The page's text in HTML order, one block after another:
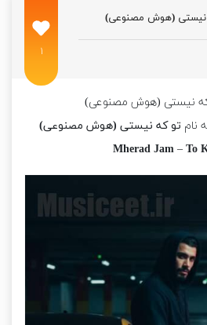
نیستی (هوش مصنوعی)
۱
که نیستی (هوش مصنوعی)
نام تو که نیستی (هوش مصنوعی)
Mherad Jam– To